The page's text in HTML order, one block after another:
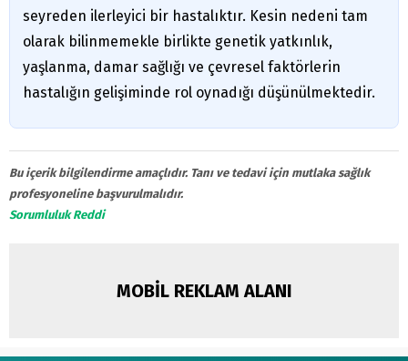
seyreden ilerleyici bir hastalıktır. Kesin nedeni tam
olarak bilinmemekle birlikte genetik yatkınlık,
yaşlanma, damar sağlığı ve çevresel faktörlerin
hastalığın gelişiminde rol oynadığı düşünülmektedir.
Bu içerik bilgilendirme amaçlıdır. Tanı ve tedavi için mutlaka sağlık
profesyoneline başvurulmalıdır.
Sorumluluk Reddi
MOBİL REKLAM ALANI